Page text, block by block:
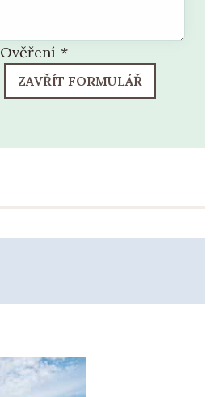
Ověření *
ZAVŘÍT FORMULÁŘ